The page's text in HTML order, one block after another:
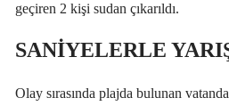
geçiren 2 kişi sudan çıkarıldı.
SANİYELERLE
Olay sırasında plajda bulunan